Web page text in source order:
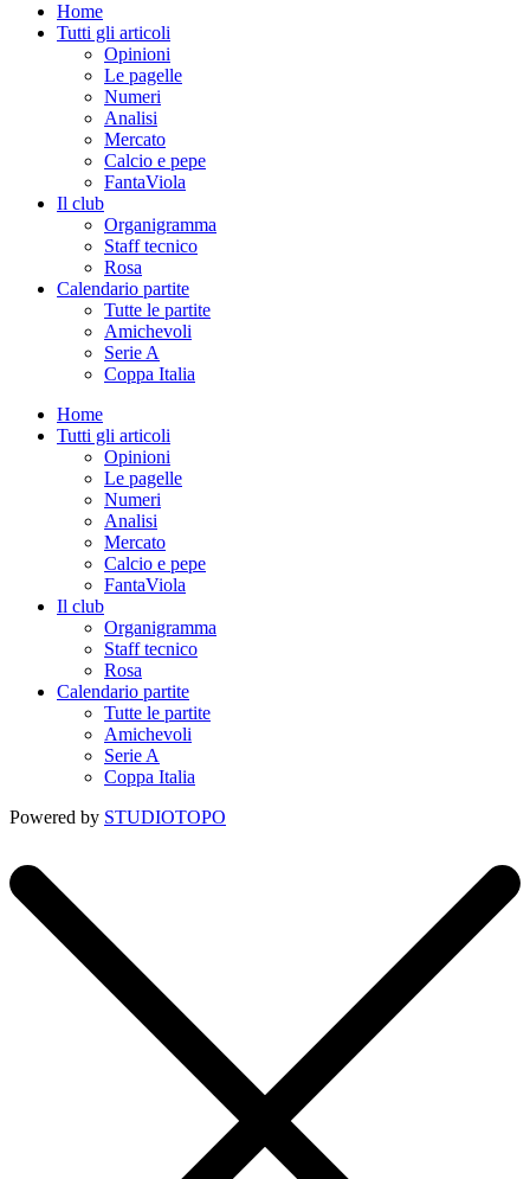
Home
Tutti gli articoli
Opinioni
Le pagelle
Numeri
Analisi
Mercato
Calcio e pepe
FantaViola
Il club
Organigramma
Staff tecnico
Rosa
Calendario partite
Tutte le partite
Amichevoli
Serie A
Coppa Italia
Home
Tutti gli articoli
Opinioni
Le pagelle
Numeri
Analisi
Mercato
Calcio e pepe
FantaViola
Il club
Organigramma
Staff tecnico
Rosa
Calendario partite
Tutte le partite
Amichevoli
Serie A
Coppa Italia
Powered by STUDIOTOPO